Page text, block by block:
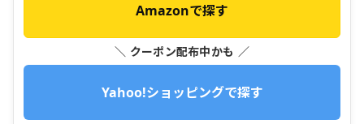
Amazonで探す
＼ クーポン配布中かも ／
Yahoo!ショッピングで探す